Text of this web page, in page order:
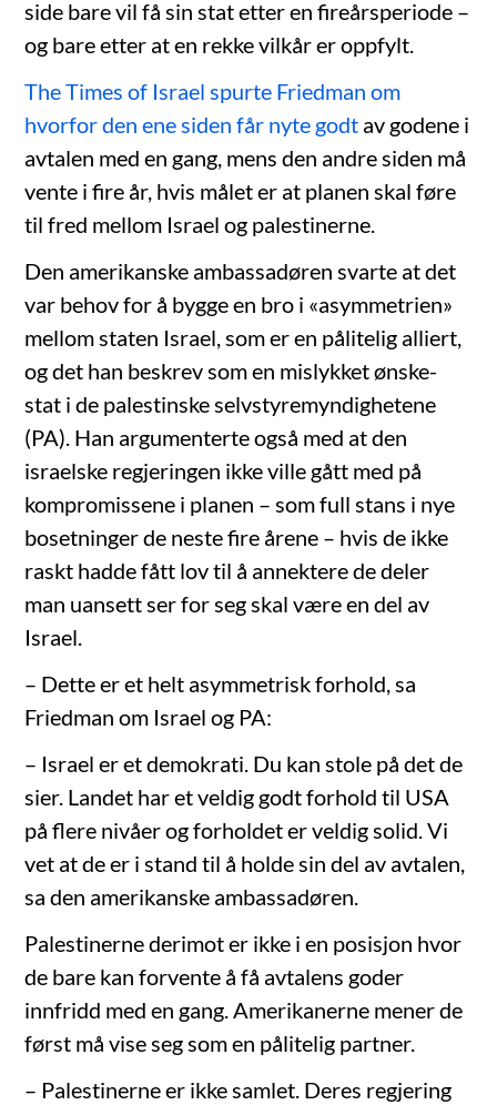
side bare vil få sin stat etter en fireårsperiode –
og bare etter at en rekke vilkår er oppfylt.
The Times of Israel spurte Friedman om
hvorfor den ene siden får nyte godt av godene i
avtalen med en gang, mens den andre siden må
vente i fire år, hvis målet er at planen skal føre
til fred mellom Israel og palestinerne.
Den amerikanske ambassadøren svarte at det
var behov for å bygge en bro i «asymmetrien»
mellom staten Israel, som er en pålitelig alliert,
og det han beskrev som en mislykket ønske-
stat i de palestinske selvstyremyndighetene
(PA). Han argumenterte også med at den
israelske regjeringen ikke ville gått med på
kompromissene i planen – som full stans i nye
bosetninger de neste fire årene – hvis de ikke
raskt hadde fått lov til å annektere de deler
man uansett ser for seg skal være en del av
Israel.
– Dette er et helt asymmetrisk forhold, sa
Friedman om Israel og PA:
– Israel er et demokrati. Du kan stole på det de
sier. Landet har et veldig godt forhold til USA
på flere nivåer og forholdet er veldig solid. Vi
vet at de er i stand til å holde sin del av avtalen,
sa den amerikanske ambassadøren.
Palestinerne derimot er ikke i en posisjon hvor
de bare kan forvente å få avtalens goder
innfridd med en gang. Amerikanerne mener de
først må vise seg som en pålitelig partner.
– Palestinerne er ikke samlet. Deres regjering